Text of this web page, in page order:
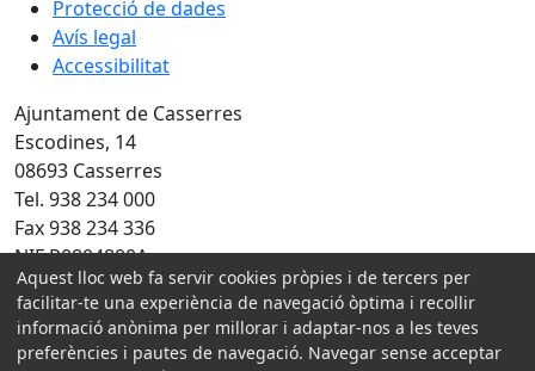
Protecció de dades
Avís legal
Accessibilitat
Ajuntament de Casserres
Escodines, 14
08693 Casserres
Tel. 938 234 000
Fax 938 234 336
NIF P0804800A
Amb la col·laboració de:
Aquest lloc web fa servir cookies pròpies i de tercers per
facilitar-te una experiència de navegació òptima i recollir
informació anònima per millorar i adaptar-nos a les teves
preferències i pautes de navegació. Navegar sense acceptar